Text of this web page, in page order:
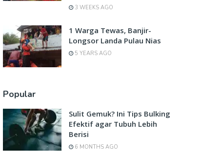
3 WEEKS AGO
1 Warga Tewas, Banjir-
Longsor Landa Pulau Nias
5 YEARS AGO
Popular
Sulit Gemuk? Ini Tips Bulking
Efektif agar Tubuh Lebih
Berisi
6 MONTHS AGO